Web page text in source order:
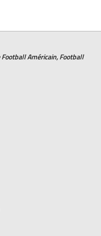
Football Américain,Football